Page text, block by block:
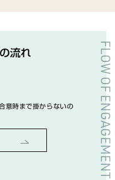
FLOW OF ENGAGEMENT
流れ
意時まで掛からないの